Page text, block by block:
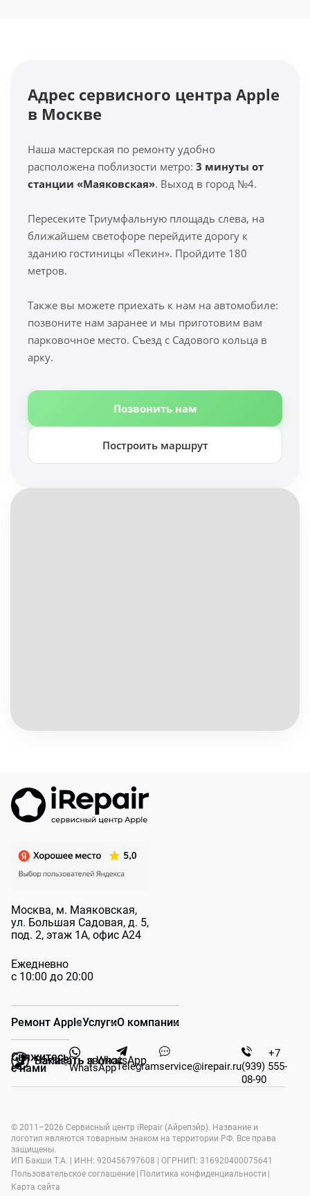
Адрес сервисного центра Apple
в Москве
Наша мастерская по ремонту удобно
расположена поблизости метро: 3 минуты от
станции «Маяковская». Выход в город №4.
Пересеките Триумфальную площадь слева, на
ближайшем светофоре перейдите дорогу к
зданию гостиницы «Пекин». Пройдите 180
метров.
Также вы можете приехать к нам на автомобиле:
позвоните нам заранее и мы приготовим вам
парковочное место. Съезд с Садового кольца в
арку.
Позвонить нам
Построить маршрут
Москва, м. Маяковская,
ул. Большая Садовая, д. 5,
под. 2, этаж 1А, офис А24
Ежедневно
с 10:00 до 20:00
Заказать звонок
Написать в WhatsApp
Ремонт AppleУслугиО компании
Свяжитесь
с нами
WhatsAppTelegramservice@irepair.ru
+7
(939) 555-
08-90
© 2011–2026 Сервисный центр iRepair (Айрепэйр). Название и
логотип являются товарным знаком на территории РФ. Все права
защищены.
ИП Бакши Т.А. | ИНН: 920456797608 | ОГРНИП: 316920400075641
Пользовательское соглашение | Политика конфиденциальности |
Карта сайта